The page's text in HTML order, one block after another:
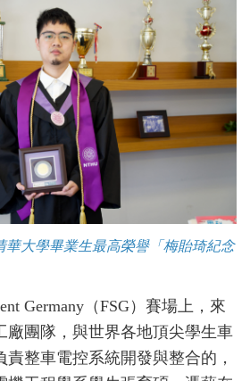
華大學畢業生最高榮譽「梅貽琦紀念
Germany（FSG）賽場上，來
廠團隊，與世界各地頂尖學生車
責整車電控系統開發與整合的，